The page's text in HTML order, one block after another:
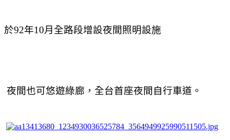
於92年10月全路段增設夜間照明設施
夜間也可悠遊綠廊， 全台首座夜間自行車道。